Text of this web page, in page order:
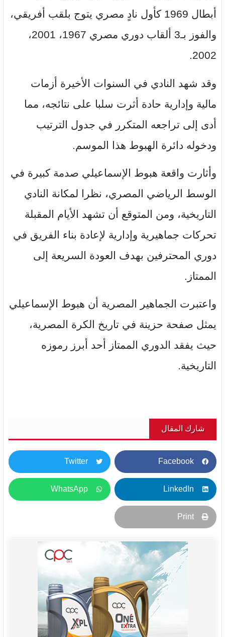
أبطال 1969 كأول نادٍ مصري يتوج بلقب أفريقي،
والفوز بـ3 ألقاب دوري مصري 1967، 2001،
2002.
وقد شهد النادي في السنوات الأخيرة أزمات
مالية وإدارية حادة أثرت سلبا على نتائجه، مما
أدى إلى تراجعه المتكرر في جدول الترتيب
ودخوله دائرة الهبوط هذا الموسم.
وأثارت واقعة هبوط الإسماعيلي صدمة كبيرة في
الوسط الرياضي المصري، نظرا لمكانة النادي
التاريخية، ومن المتوقع أن تشهد الأيام المقبلة
تحركات جماهيرية وإدارية لإعادة بناء الفريق في
دوري المحترفين بهدف العودة السريعة إلى
الممتاز.
واعتبرت الجماهير المصرية أن هبوط الإسماعيلي
يمثل صفحة حزينة في تاريخ الكرة المصرية،
حيث يفقد الدوري الممتاز أحد أبرز رموزه
التاريخية.
شارك المقال
Facebook
Twitter
LinkedIn
WhatsApp
Print